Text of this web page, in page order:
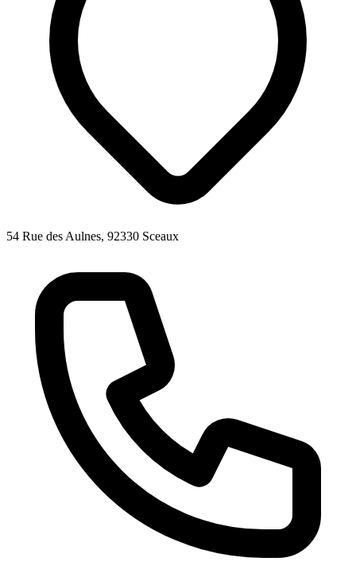
54 Rue des Aulnes, 92330 Sceaux